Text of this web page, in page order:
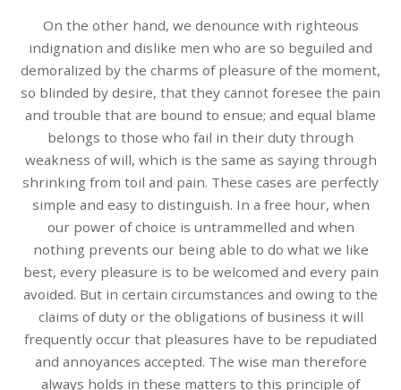
On the other hand, we denounce with righteous
indignation and dislike men who are so beguiled and
demoralized by the charms of pleasure of the moment,
so blinded by desire, that they cannot foresee the pain
and trouble that are bound to ensue; and equal blame
belongs to those who fail in their duty through
weakness of will, which is the same as saying through
shrinking from toil and pain. These cases are perfectly
simple and easy to distinguish. In a free hour, when
our power of choice is untrammelled and when
nothing prevents our being able to do what we like
best, every pleasure is to be welcomed and every pain
avoided. But in certain circumstances and owing to the
claims of duty or the obligations of business it will
frequently occur that pleasures have to be repudiated
and annoyances accepted. The wise man therefore
always holds in these matters to this principle of